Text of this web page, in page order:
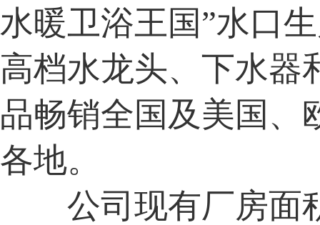
水暖卫浴王国”水口
高档水龙头、下水器
品畅销全国及美国、
各地。
公司现有厂房面